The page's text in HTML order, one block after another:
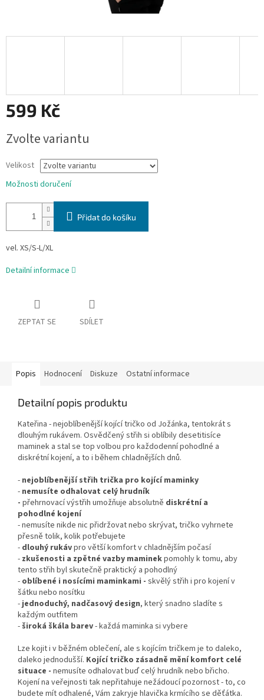
599 Kč
cena:
Zvolte variantu
Velikost
Možnosti doručení
Přidat do košíku
vel. XS/S-L/XL
Detailní informace
ZEPTAT SE SDÍLET
Popis Hodnocení Diskuze Ostatní informace
Detailní popis produktu
Kateřina - nejoblíbenější kojící tričko od Jožánka, tentokrát s
dlouhým rukávem. Osvědčený střih si oblíbily desetitisíce
maminek a stal se top volbou pro každodenní pohodlné a
diskrétní kojení, a to i během chladnějších dnů.
- nejoblíbenější střih trička pro kojící maminky
- nemusíte odhalovat celý hrudník
- přehrnovací výstřih umožňuje absolutně diskrétní a
pohodlné kojení
- nemusíte nikde nic přidržovat nebo skrývat, tričko vyhrnete
přesně tolik, kolik potřebujete
- dlouhý rukávpro větší komfort v chladnějším počasí
- zkušenosti a zpětné vazby maminekpomohly k tomu, aby
tento střih byl skutečně praktický a pohodlný
- oblíbené i nosícími maminkami - skvělý střih i pro kojení v
šátku nebo nosítku
-jednoduchý, nadčasový design, který snadno sladíte s
každým outfitem
- široká škála barev- každá maminka si vybere
Lze kojit i v běžném oblečení, ale s kojícím tričkem je to daleko,
daleko jednodušší. Kojící tričko zásadně mění komfort celé
situace - nemusíte odhalovat buď celý hrudník nebo břicho.
Kojení na veřejnosti tak nepřitahuje nežádoucí pozornost - to, co
budete mít odhalené, Vám zakryje hlavička krmícího se děťátka.